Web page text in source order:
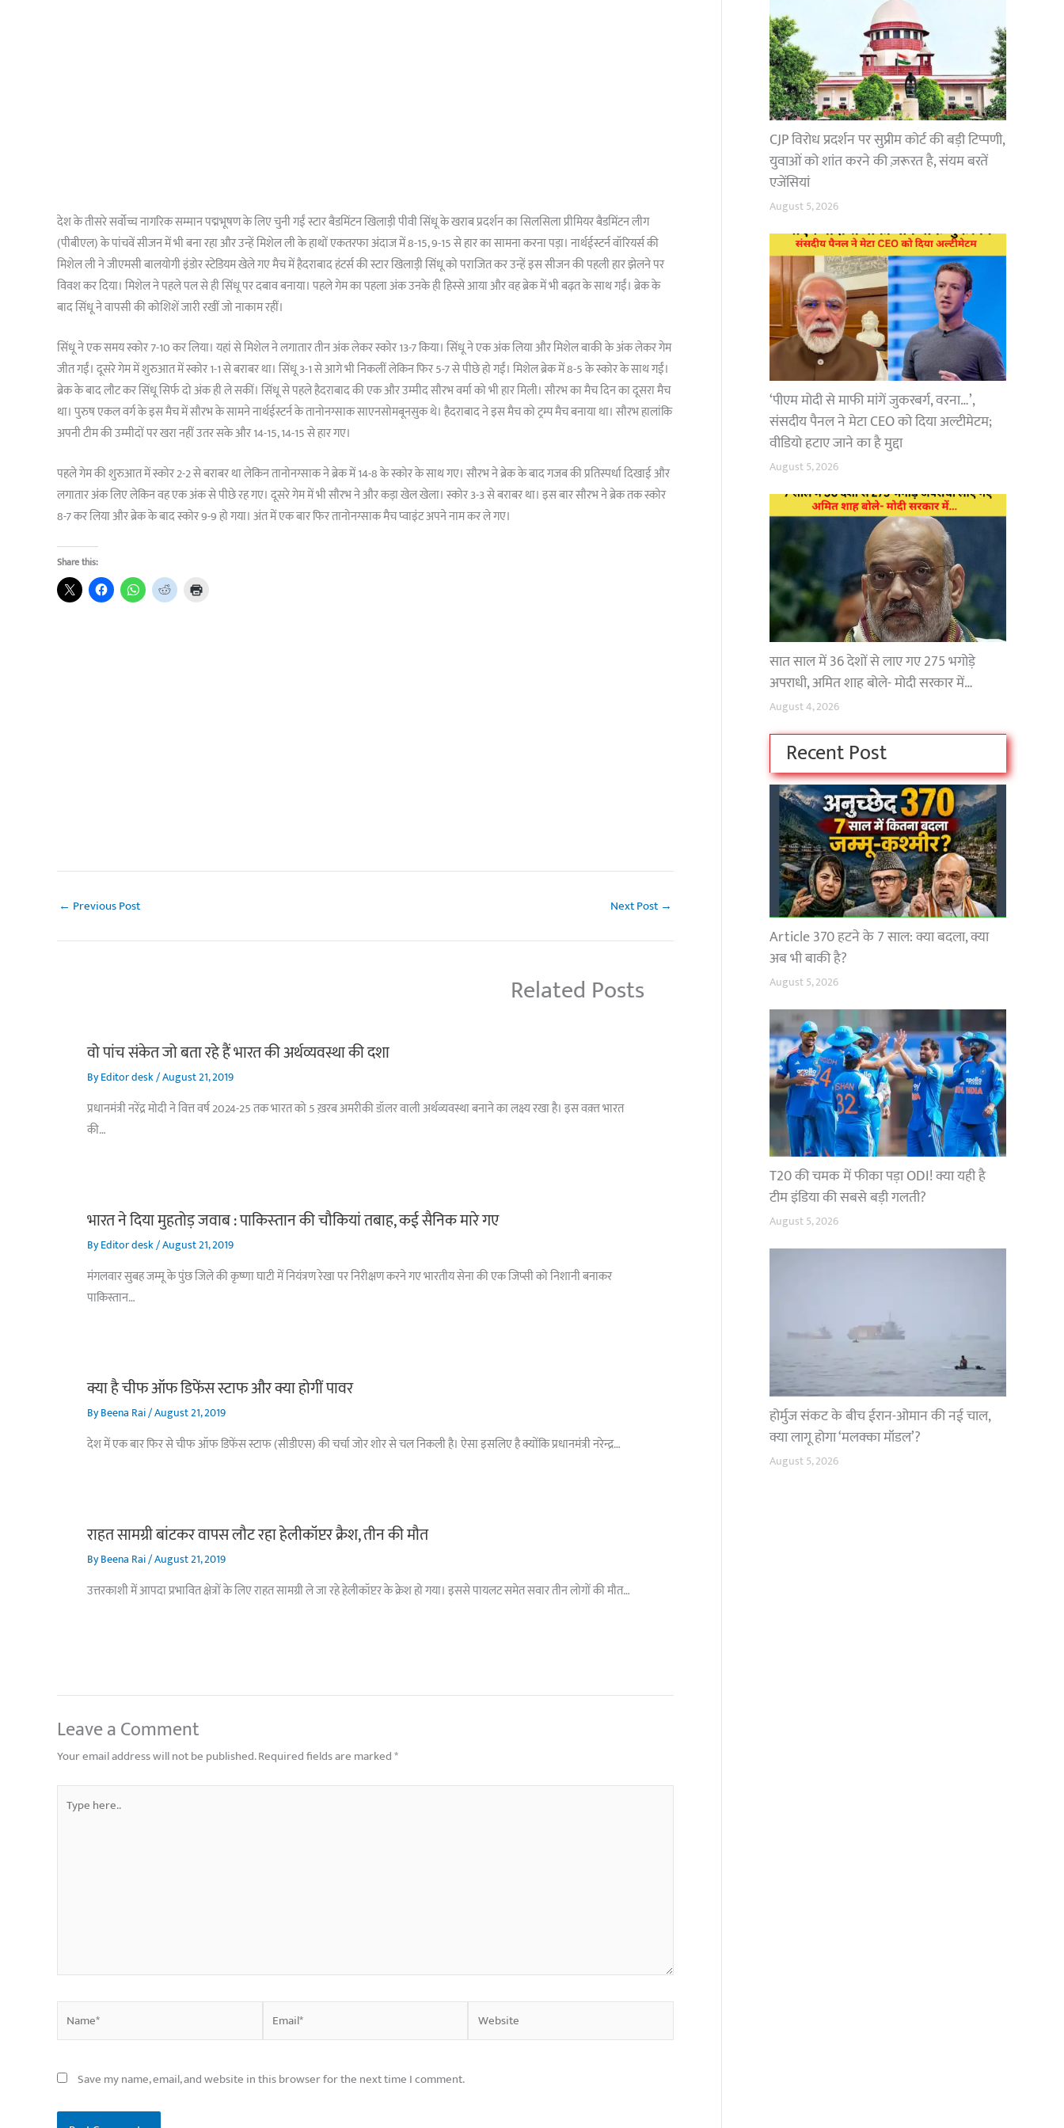
देश के तीसरे सर्वोच्च नागरिक सम्मान पद्मभूषण के लिए चुनी गईं स्टार बैडमिंटन खिलाड़ी पीवी सिंधू के खराब प्रदर्शन का सिलसिला प्रीमियर बैडमिंटन लीग
(पीबीएल) के पांचवें सीजन में भी बना रहा और उन्हें मिशेल ली के हाथों एकतरफा अंदाज में 8-15, 9-15 से हार का सामना करना पड़ा। नार्थईस्टर्न वॉरियर्स की
मिशेल ली ने जीएमसी बालयोगी इंडोर स्टेडियम खेले गए मैच में हैदराबाद हंटर्स की स्टार खिलाड़ी सिंधू को पराजित कर उन्हें इस सीजन की पहली हार झेलने पर
विवश कर दिया। मिशेल ने पहले पल से ही सिंधू पर दबाव बनाया। पहले गेम का पहला अंक उनके ही हिस्से आया और वह ब्रेक में भी बढ़त के साथ गईं। ब्रेक के
बाद सिंधू ने वापसी की कोशिशें जारी रखीं जो नाकाम रहीं।
सिंधू ने एक समय स्कोर 7-10 कर लिया। यहां से मिशेल ने लगातार तीन अंक लेकर स्कोर 13-7 किया। सिंधू ने एक अंक लिया और मिशेल बाकी के अंक लेकर गेम
जीत गईं। दूसरे गेम में शुरुआत में स्कोर 1-1 से बराबर था। सिंधू 3-1 से आगे भी निकलीं लेकिन फिर 5-7 से पीछे हो गईं। मिशेल ब्रेक में 8-5 के स्कोर के साथ गईं।
ब्रेक के बाद लौट कर सिंधू सिर्फ दो अंक ही ले सकीं। सिंधू से पहले हैदराबाद की एक और उम्मीद सौरभ वर्मा को भी हार मिली। सौरभ का मैच दिन का दूसरा मैच
था। पुरुष एकल वर्ग के इस मैच में सौरभ के सामने नार्थईस्टर्न के तानोनग्साक साएनसोमबूनसुक थे। हैदराबाद ने इस मैच को ट्रम्प मैच बनाया था। सौरभ हालांकि
अपनी टीम की उम्मीदों पर खरा नहीं उतर सके और 14-15, 14-15 से हार गए।
पहले गेम की शुरुआत में स्कोर 2-2 से बराबर था लेकिन तानोनग्साक ने ब्रेक में 14-8 के स्कोर के साथ गए। सौरभ ने ब्रेक के बाद गजब की प्रतिस्पर्धा दिखाई और
लगातार अंक लिए लेकिन वह एक अंक से पीछे रह गए। दूसरे गेम में भी सौरभ ने और कड़ा खेल खेला। स्कोर 3-3 से बराबर था। इस बार सौरभ ने ब्रेक तक स्कोर
8-7 कर लिया और ब्रेक के बाद स्कोर 9-9 हो गया। अंत में एक बार फिर तानोनग्साक मैच प्वाइंट अपने नाम कर ले गए।
Share this:
← Previous Post Next Post →
Related Posts
वो पांच संकेत जो बता रहे हैं भारत की अर्थव्यवस्था की दशा
ByEditor desk/August 21, 2019
प्रधानमंत्री नरेंद्र मोदी ने वित्त वर्ष 2024-25 तक भारत को 5 ख़रब अमरीकी डॉलर वाली अर्थव्यवस्था बनाने का लक्ष्य रखा है। इस वक़्त भारत
की…
भारत ने दिया मुहतोड़ जवाब : पाकिस्‍तान की चौकियां तबाह, कई सैनिक मारे गए
ByEditor desk/August 21, 2019
मंगलवार सुबह जम्मू के पुंछ जिले की कृष्णा घाटी में नियंत्रण रेखा पर निरीक्षण करने गए भारतीय सेना की एक जिप्सी को निशानी बनाकर
पाकिस्तान…
क्या है चीफ ऑफ डिफेंस स्टाफ और क्या होगीं पावर
ByBeena Rai/August 21, 2019
देश में एक बार फिर से चीफ ऑफ डिफेंस स्टाफ (सीडीएस) की चर्चा जोर शोर से चल निकली है। ऐसा इसलिए है क्योंकि प्रधानमंत्री नरेन्द्र…
राहत सामग्री बांटकर वापस लौट रहा हेलीकॉप्टर क्रैश, तीन की मौत
ByBeena Rai/August 21, 2019
उत्तरकाशी में आपदा प्रभावित क्षेत्रों के लिए राहत सामग्री ले जा रहे हेलीकॉप्टर के क्रेश हो गया। इससे पायलट समेत सवार तीन लोगों की मौत…
Leave a Comment
Your email address will not be published.Required fields are marked*
here..
Save my name, email, and website in this browser for the next time I comment.
CJP विरोध प्रदर्शन पर सुप्रीम कोर्ट की बड़ी टिप्पणी,
युवाओं को शांत करने की ज़रूरत है, संयम बरतें
एजेंसियां
August 5, 2026
‘पीएम मोदी से माफी मांगें जुकरबर्ग, वरना…’,
संसदीय पैनल ने मेटा CEO को दिया अल्टीमेटम;
वीडियो हटाए जाने का है मुद्दा
August 5, 2026
सात साल में 36 देशों से लाए गए 275 भगोड़े
अपराधी, अमित शाह बोले- मोदी सरकार में…
August 4, 2026
Recent Post
Article 370 हटने के 7 साल: क्या बदला, क्या
अब भी बाकी है?
August 5, 2026
T20 की चमक में फीका पड़ा ODI! क्या यही है
टीम इंडिया की सबसे बड़ी गलती?
August 5, 2026
होर्मुज संकट के बीच ईरान-ओमान की नई चाल,
क्या लागू होगा ‘मलक्का मॉडल’?
August 5, 2026